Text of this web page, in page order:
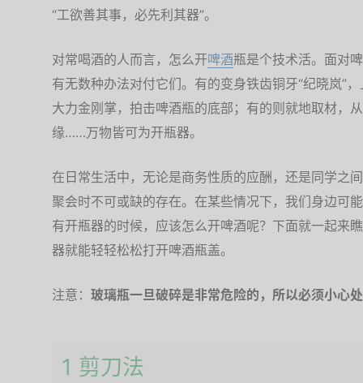
“工欲善其事，必先利其器”。
对常喝酒的人而言，怎么开啤酒瓶是个技术活。面对
有无数种办法对付它们。有的变身铁齿铜牙“纪晓岚”
大力金刚掌，拍击啤酒瓶的底部；有的则就地取材，
缘……万物皆可为开瓶器。
在日常生活中，无论是商务性质的应酬，还是同学之
聚会时不可或缺的存在。在某些情况下，我们身边可
有开瓶器的时候，应该怎么开啤酒呢？下面就一起来
器就能轻轻松松打开啤酒瓶盖。
注意： 玻璃瓶一旦破碎是非常危险的，所以必须小心
1 剪刀法